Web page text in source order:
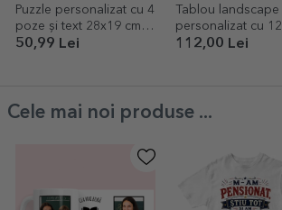
Puzzle personalizat cu 4
poze și text 28x19 cm -
Sweet memories
50,99 Lei
Tablou landscape
personalizat cu 12
poze model
112,00 Lei
Cele mai noi produse ...